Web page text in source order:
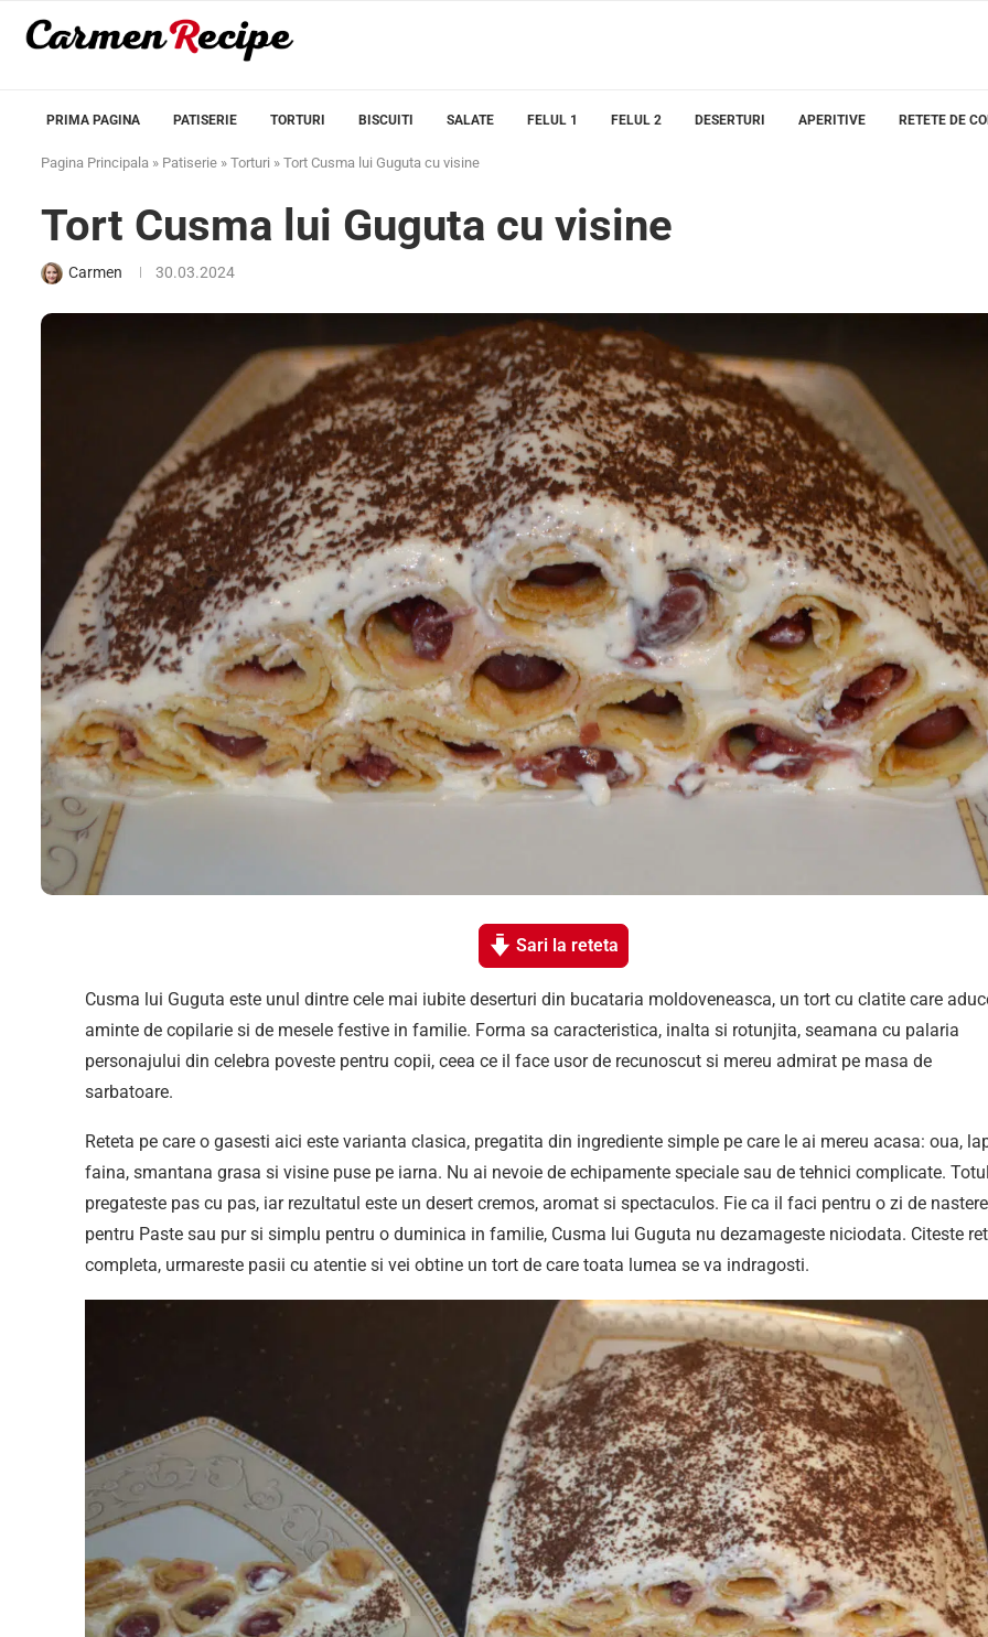
PRIMA PAGINA PATISERIE TORTURI BISCUITI SALATE FELUL 1 FELUL 2 DESERTURI APERITIVE RETETE DE
Pagina Principala » Patiserie » Torturi » Tort Cusma lui Guguta cu visine
Tort Cusma lui Guguta cu visine
Carmen 30.03.2024
Sari la reteta
Cusma lui Guguta este unul dintre cele mai iubite deserturi din bucataria moldoveneasca, un tort cu clatite care
aminte de copilarie si de mesele festive in familie. Forma sa caracteristica, inalta si rotunjita, seamana cu palaria
personajului din celebra poveste pentru copii, ceea ce il face usor de recunoscut si mereu admirat pe masa de
sarbatoare.
Reteta pe care o gasesti aici este varianta clasica, pregatita din ingrediente simple pe care le ai mereu acasa: oua,
faina, smantana grasa si visine puse pe iarna. Nu ai nevoie de echipamente speciale sau de tehnici complicate.
pregateste pas cu pas, iar rezultatul este un desert cremos, aromat si spectaculos. Fie ca il faci pentru o zi de
pentru Paste sau pur si simplu pentru o duminica in familie, Cusma lui Guguta nu dezamageste niciodata. Citeste
completa, urmareste pasii cu atentie si vei obtine un tort de care toata lumea se va indragosti.